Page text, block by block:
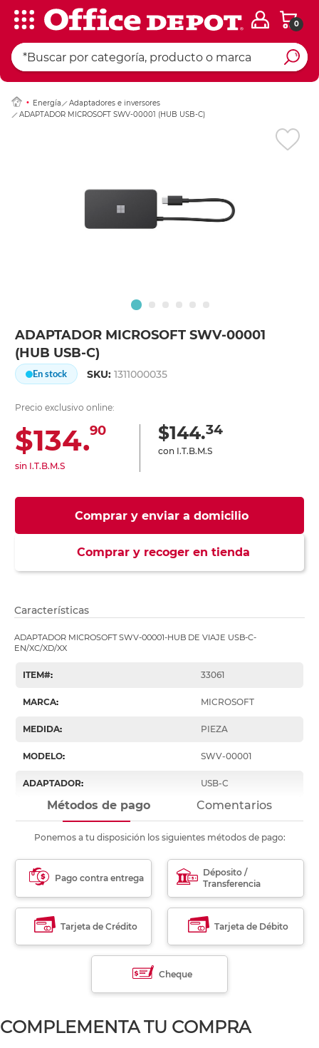
0
Energía
Adaptadores e inversores
ADAPTADOR MICROSOFT SWV-00001 (HUB USB-C)
ADAPTADOR MICROSOFT SWV-00001
(HUB USB-C)
En stock SKU:1311000035
Precio exclusivo online:
$134.90
sin I.T.B.M.S
$144.34
con I.T.B.M.S
Comprar y enviar a domicilio
Comprar y recoger en tienda
Ingresar Codigo
Características
ADAPTADOR MICROSOFT SWV-00001-HUB DE VIAJE USB-C-
EN/XC/XD/XX
ITEM#: 33061
MARCA: MICROSOFT
MEDIDA: PIEZA
MODELO: SWV-00001
ADAPTADOR: USB-C
Métodos de pago Comentarios
Ponemos a tu disposición los siguientes métodos de pago:
Pago contra entrega
Déposito /
Transferencia
Tarjeta de Crédito Tarjeta de Débito
Cheque
COMPLEMENTA TU COMPRA